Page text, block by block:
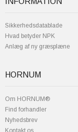
Sikkerhedsdatablade
Hvad betyder NPK
Anlæg af ny græsplæne
HORNUM
Om HORNUM®
Find forhandler
Nyhedsbrev
Kontakt os